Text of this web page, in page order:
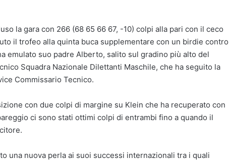
la gara con 266 (68 65 66 67, -10) colpi alla pari con il ceco
il trofeo alla quinta buca supplementare con un birdie contro
emulato suo padre Alberto, salito sul gradino più alto del
Squadra Nazionale Dilettanti Maschile, che ha seguito la
Commissario Tecnico.
con due colpi di margine su Klein che ha recuperato con
ci sono stati ottimi colpi di entrambi fino a quando il
una nuova perla ai suoi successi internazionali tra i quali